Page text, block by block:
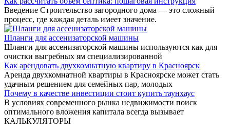
Введение Строительство загородного дома — это сложный
процесс, где каждая деталь имеет значение.
Шланги для ассенизаторской машины
Шланги для ассенизаторской машины используются как для
очистки выгребных ям специализированной
Как арендовать двухкомнатную квартиру в Красноярск
Аренда двухкомнатной квартиры в Красноярске может стать
удачным решением для семейных пар, молодых
Почему в качестве инвестиции стоит купить таунхаус
В условиях современного рынка недвижимости поиск
оптимального вложения капитала всегда вызывает
КАЛЬКУЛЯТОРЫ